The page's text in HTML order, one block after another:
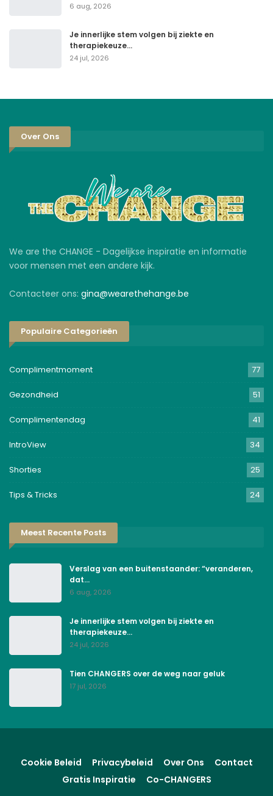
6 aug, 2026
Je innerlijke stem volgen bij ziekte en
therapiekeuze…
24 jul, 2026
Over Ons
We are the CHANGE - Dagelijkse inspiratie en informatie
voor mensen met een andere kijk.
Contacteer ons: gina@wearethehange.be
Populaire Categorieën
Complimentmoment 77
Gezondheid 51
Complimentendag 41
IntroView 34
Shorties 25
Tips & Tricks 24
Meest Recente Posts
Verslag van een buitenstaander: “veranderen,
dat…
6 aug, 2026
Je innerlijke stem volgen bij ziekte en
therapiekeuze…
24 jul, 2026
Tien CHANGERS over de weg naar geluk
17 jul, 2026
Cookie Beleid Privacybeleid Over Ons
Contact
Gratis Inspiratie
Co-CHANGERS